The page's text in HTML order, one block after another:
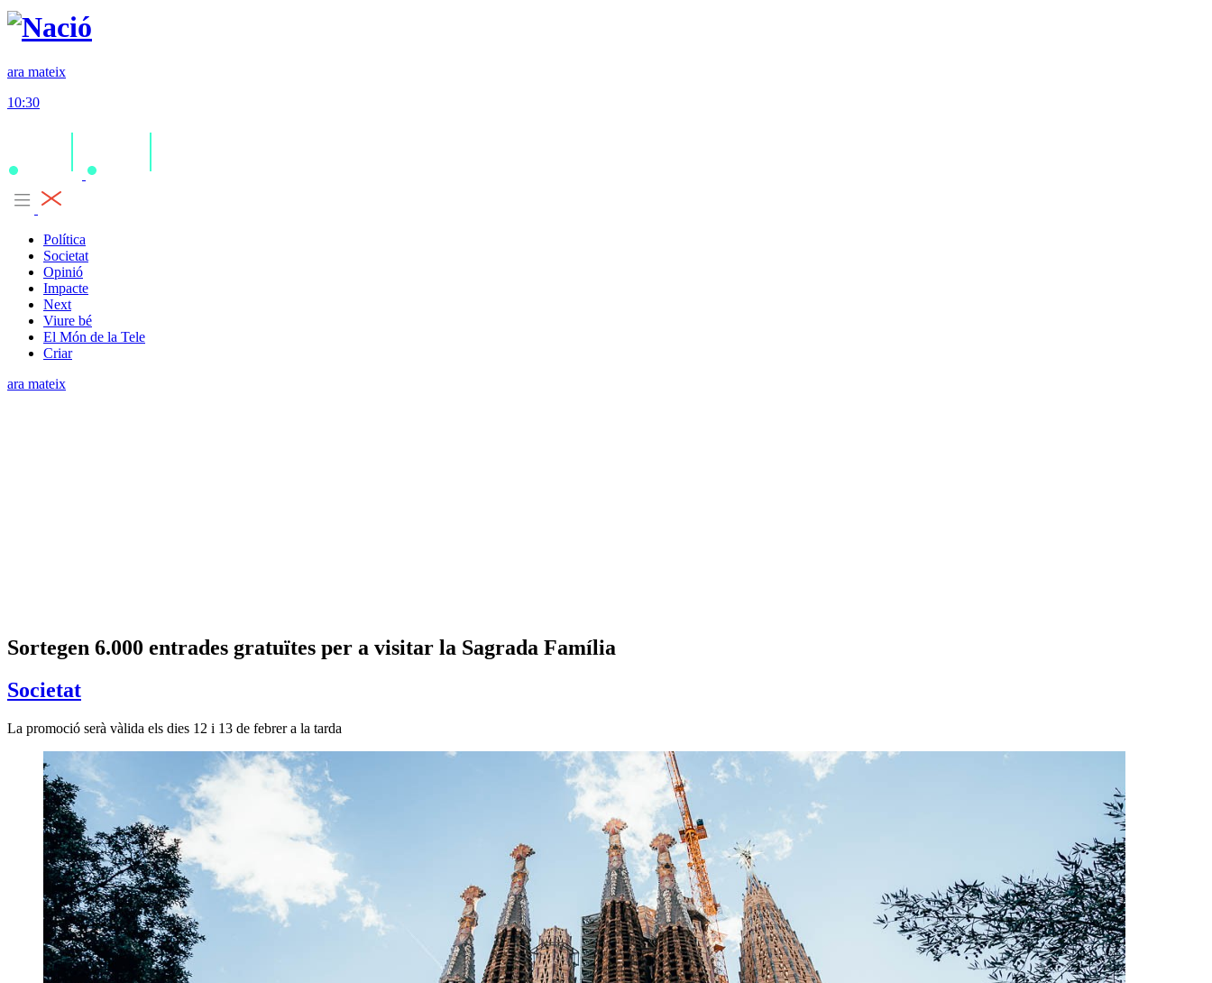
ara mateix
10:30
Política
Societat
Opinió
Impacte
Next
Viure bé
El Món de la Tele
Criar
ara mateix
Sortegen 6.000 entrades gratuïtes per a visitar la Sagrada Família
Societat
La promoció serà vàlida els dies 12 i 13 de febrer a la tarda